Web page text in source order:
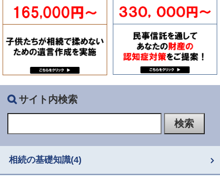
サイト内検索
相続の基礎知識(4)